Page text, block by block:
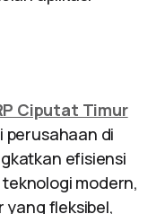
Ciputat Timur
perusahaan di
efisiensi
modern,
fleksibel,